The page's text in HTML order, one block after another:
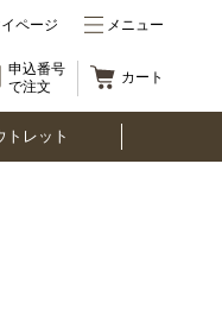
ページ メニュー
申込番号
で注文
カート
トレット